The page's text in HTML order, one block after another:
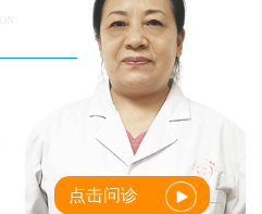
点击问诊